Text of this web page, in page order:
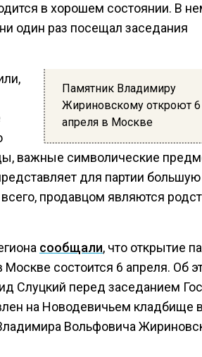
в хорошем состоянии. В
один раз посещал заседания
Памятник Владимиру
Жириновскому откроют 6
апреля в Москве
важные символические
для партии большую
продавцом являются
сообщали, что открытие
состоится 6 апреля. Об
Слуцкий перед заседанием
на Новодевичьем кладбище в
Вольфовича